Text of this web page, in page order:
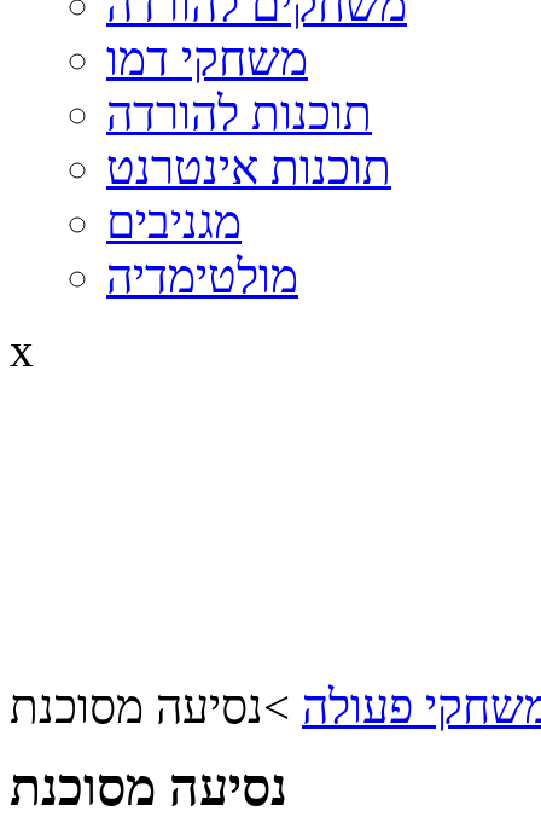
משחקי דמו
תוכנות להורדה
תוכנות אינטרנט
מגניבים
מולטימדיה
x
פעולה >נסיעה מסוכנת
נסיעה מסוכנת